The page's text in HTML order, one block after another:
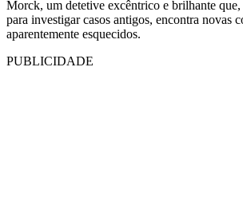
Morck, um detetive excêntrico e brilhante
para investigar casos antigos, encontra novas
aparentemente esquecidos.
PUBLICIDADE